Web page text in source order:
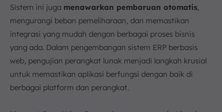
Sistem ini juga menawarkan pembaruan otomatis,
mengurangi beban pemeliharaan, dan memastikan
integrasi yang mudah dengan berbagai proses bisnis
yang ada. Dalam pengembangan sistem ERP berbasis
web, pengujian perangkat lunak menjadi langkah krusial
untuk memastikan aplikasi berfungsi dengan baik di
berbagai platform dan perangkat.